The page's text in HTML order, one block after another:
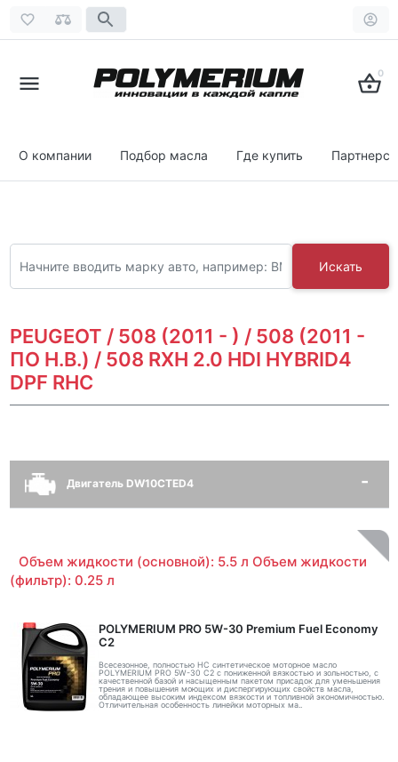
0
О компании Подбор масла Где купить
Искать
PEUGEOT / 508 (2011 - ) / 508 (2011 -
ПО Н.В.) / 508 RXH 2.0 HDI HYBRID4
DPF RHC
Двигатель DW10CTED4
Объем жидкости (основной): 5.5 л Объем жидкости
(фильтр): 0.25 л
POLYMERIUM PRO 5W-30 Premium Fuel Economy
С2
Всесезонное, полностью HC синтетическое моторное масло
POLYMERIUM PRO 5W-30 C2 с пониженной вязкостью и зольностью, с
качественной базой и насыщенным пакетом присадок для уменьшения
трения и повышения моющих и диспергирующих свойств масла,
обладающее высоким индексом вязкости и топливной экономичностью.
Отличительная особенность линейки моторных ма..